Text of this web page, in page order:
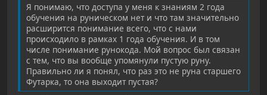
Я понимаю, что доступа у меня к знаниям 2 года
обучения на руническом нет и что там значительно
расширится понимание всего, что с нами
происходило в рамках 1 года обучения. И в том
числе понимание рунокода. Мой вопрос был связан
с тем, что вы вообще упомянули пустую руну.
Правильно ли я понял, что раз это не руна старшего
Футарка, то она выходит пустая?